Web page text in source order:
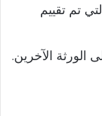
تم تقييم
الورثة الآخرين.